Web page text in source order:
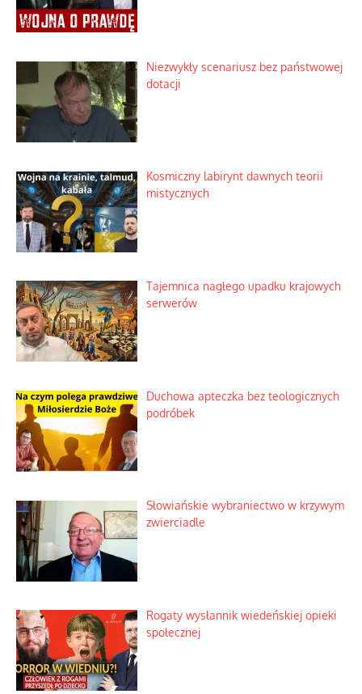
Niezwykły scenariusz bez państwowej
dotacji
Kosmiczny labirynt dawnych teorii
mistycznych
Tajemnica nagłego upadku krajowych
serwerów
Duchowa apteczka bez teologicznych
podróbek
Słowiańskie wybraniectwo w krzywym
zwierciadle
Rogaty wysłannik wiedeńskiej opieki
społecznej